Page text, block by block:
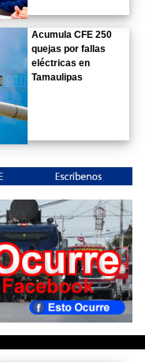
Acumula CFE 250
quejas por fallas
eléctricas en
Tamaulipas